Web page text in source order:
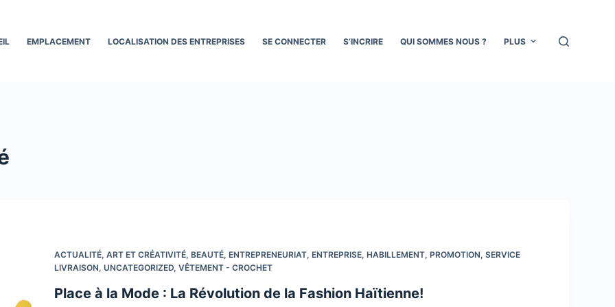
EMPLACEMENT LOCALISATION DES ENTREPRISES SE CONNECTER S’INCRIRE QUI SOMMES NOUS ? PLUS
ACTUALITÉ,ART ET CRÉATIVITÉ,BEAUTÉ,ENTREPRENEURIAT,ENTREPRISE,HABILLEMENT,PROMOTION,SERVICE
LIVRAISON,UNCATEGORIZED,VÊTEMENT - CROCHET
Place à la Mode : La Révolution de la Fashion Haïtienne!